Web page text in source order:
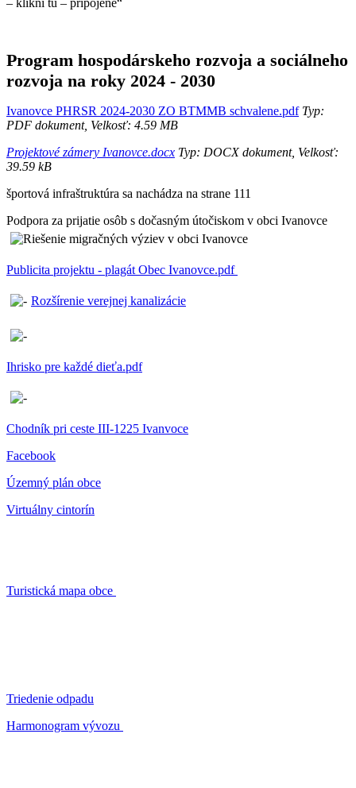
– klikni tu – pripojené“
Program hospodárskeho rozvoja a sociálneho
rozvoja na roky 2024 - 2030
Ivanovce PHRSR 2024-2030 ZO BTMMB schvalene.pdfTyp:
PDF dokument, Velkosť: 4.59 MB
Projektové zámery Ivanovce.docx Typ: DOCX dokument, Velkosť:
39.59 kB
športová infraštruktúra sa nachádza na strane 111
Podpora za prijatie osôb s dočasným útočiskom v obci Ivanovce
Publicita projektu - plagát Obec Ivanovce.pdf
Rozšírenie verejnej kanalizácie
Ihrisko pre každé dieťa.pdf
Chodník pri ceste III-1225 Ivanvoce
Facebook
Územný plán obce
Virtuálny cintorín
Turistická mapa obce
Triedenie odpadu
Harmonogram vývozu